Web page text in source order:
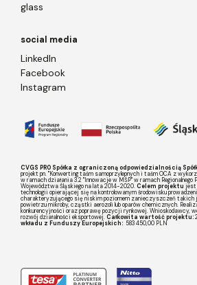
glass
social media
LinkedIn
Facebook
Instagram
CVGS PRO Spółka z ograniczoną odpowiedzialnością
projekt pn. "Konwerting taśm samoprzylepnych i taśm OCA z
w ramach działania 3.2 "Innowacje w MŚP" w ramach Regionalnego
Województwa Śląskiego na lata 2014-2020.Celem projektu jest
technologii opierającej się na kontrolowanym środowisku
charakteryzującego się niskim poziomem zanieczyszczeń takich
powietrzu mikroby, cząstki aerozoli lub oparów chemicznych.
konkurencyjności oraz poprawę pozycji rynkowej. Wnioskodawcy,
rozwój działalności eksportowej.Całkowita wartość projektu:
wkładu z Funduszy Europejskich: 583 450,00 PLN